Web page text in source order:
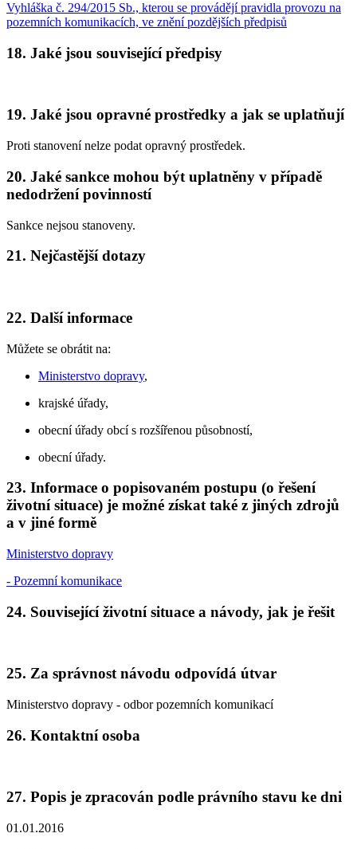
Vyhláška č. 294/2015 Sb., kterou se provádějí pravidla provozu na
pozemních komunikacích, ve znění pozdějších předpisů
18. Jaké jsou související předpisy
19. Jaké jsou opravné prostředky a jak se uplatňují
Proti stanovení nelze podat opravný prostředek.
20. Jaké sankce mohou být uplatněny v případě
nedodržení povinností
Sankce nejsou stanoveny.
21. Nejčastější dotazy
22. Další informace
Můžete se obrátit na:
Ministerstvo dopravy,
krajské úřady,
obecní úřady obcí s rozšířenou působností,
obecní úřady.
23. Informace o popisovaném postupu (o řešení
životní situace) je možné získat také z jiných zdrojů
a v jiné formě
Ministerstvo dopravy
- Pozemní komunikace
24. Související životní situace a návody, jak je řešit
25. Za správnost návodu odpovídá útvar
Ministerstvo dopravy - odbor pozemních komunikací
26. Kontaktní osoba
27. Popis je zpracován podle právního stavu ke dni
01.01.2016